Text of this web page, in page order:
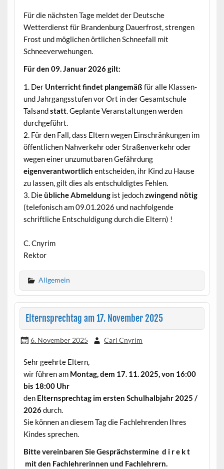
Für die nächsten Tage meldet der Deutsche
Wetterdienst für Brandenburg Dauerfrost, strengen
Frost und möglichen örtlichen Schneefall mit
Schneeverwehungen.
Für den 09. Januar 2026 gilt:
1. Der Unterricht findet plangemäß für alle Klassen-
und Jahrgangsstufen vor Ort in der Gesamtschule
Talsandstatt. Geplante Veranstaltungen werden
durchgeführt.
2. Für den Fall, dass Eltern wegen Einschränkungen im
öffentlichen Nahverkehr oder Straßenverkehr oder
wegen einer unzumutbaren Gefährdung
eigenverantwortlich entscheiden, ihr Kind zu Hause
zu lassen, gilt dies als entschuldigtes Fehlen.
3. Dieübliche Abmeldungist jedochzwingend nötig
(telefonisch am 09.01.2026 und nachfolgende
schriftliche Entschuldigung durch die Eltern) !
C. Cnyrim
Rektor
Allgemein
Elternsprechtag am 17. November 2025
6. November 2025 Carl Cnyrim
Sehr geehrte Eltern,
wir führen am Montag, dem 17. 11. 2025, von 16:00
bis 18:00 Uhr
den Elternsprechtag im ersten Schulhalbjahr 2025 /
2026durch.
Sie können an diesem Tag die Fachlehrenden Ihres
Kindes sprechen.
Bitte vereinbaren Sie Gesprächstermine d i r e k t
mit den Fachlehrerinnen und Fachlehrern.